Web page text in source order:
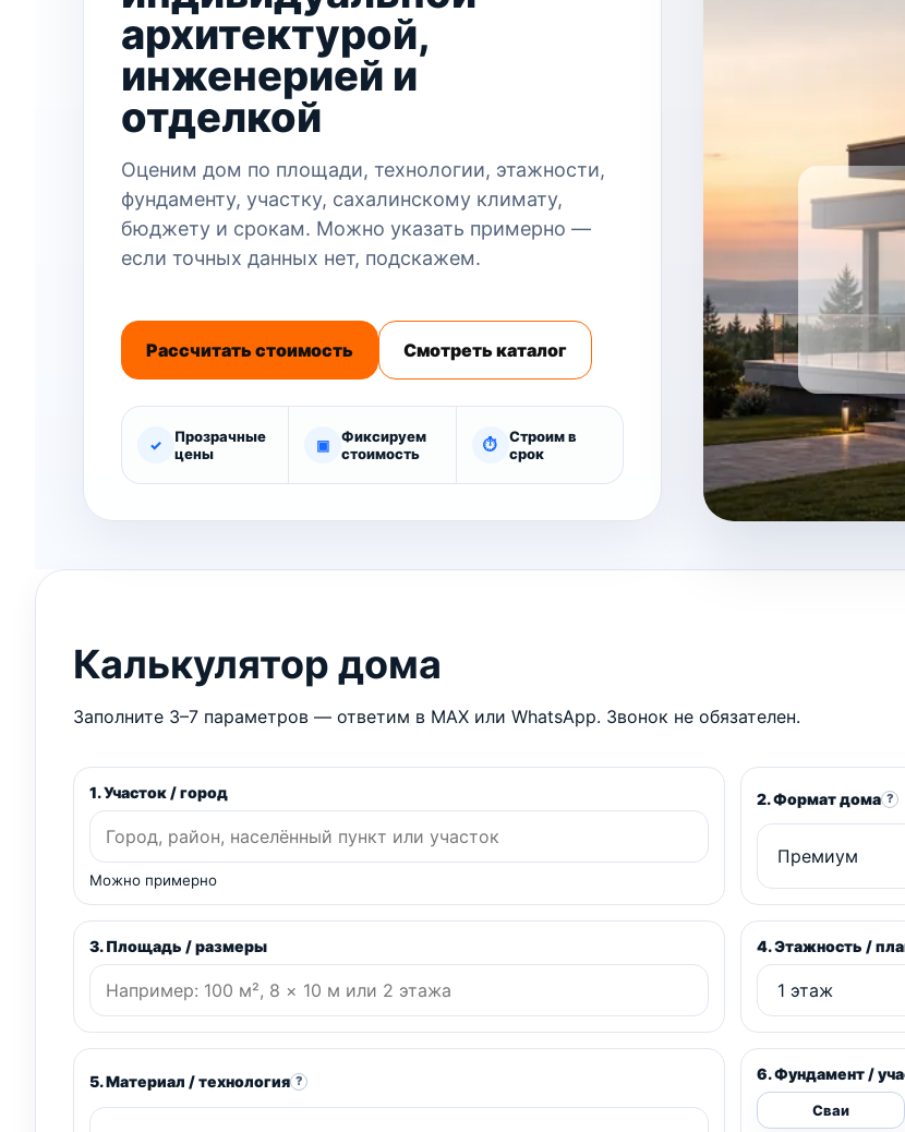
архитектурой,
инженерией и
отделкой
Оценим дом по площади, технологии, этажности,
фундаменту, участку, сахалинскому климату,
бюджету и срокам. Можно указать примерно —
если точных данных нет, подскажем.
Рассчитать стоимость Смотреть каталог
✓
Прозрачные
цены
▣
Фиксируем
стоимость
⏱
Строим в
срок
Калькулятор дома
Заполните 3–7 параметров — ответим в MAX или WhatsApp. Звонок не обязателен.
1. Участок / город
Можно примерно
2. Формат дома ?
3. Площадь / размеры 4. Этажность /
5. Материал / технология ? 6. Фундамент /
Сваи